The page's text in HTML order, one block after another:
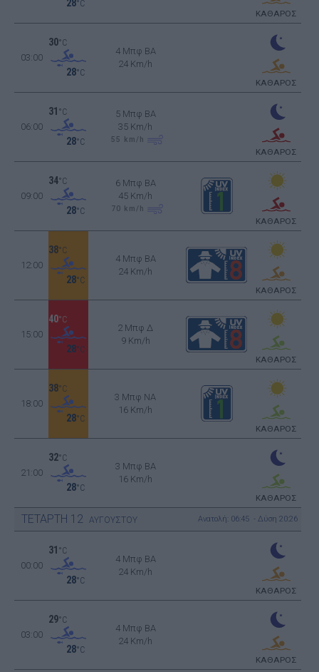
28°C
ΚΑΘΑΡΟΣ
03:00
30°C
28°C
4 Μπφ BA
24 Km/h
ΚΑΘΑΡΟΣ
06:00
31 °C
28°C
5 Μπφ BA
35 Km/h
55 km/h
ΚΑΘΑΡΟΣ
09:00
34°C
28°C
6 Μπφ BA
45 Km/h
70 km/h
ΚΑΘΑΡΟΣ
12:00
38°C
28°C
4 Μπφ BA
24 Km/h
ΚΑΘΑΡΟΣ
15:00
40°C
28°C
2 Μπφ Δ
9 Km/h
ΚΑΘΑΡΟΣ
18:00
38°C
28°C
3 Μπφ NA
16 Km/h
ΚΑΘΑΡΟΣ
21:00
32°C
28°C
3 Μπφ BA
16 Km/h
ΚΑΘΑΡΟΣ
ΤΕΤΑΡΤΗ 12 ΑΥΓΟΥΣΤΟΥ Ανατολή: 06:45 - Δύση 20:26
00:00
31 °C
28°C
4 Μπφ BA
24 Km/h
ΚΑΘΑΡΟΣ
03:00
29°C
28°C
4 Μπφ BA
24 Km/h
ΚΑΘΑΡΟΣ